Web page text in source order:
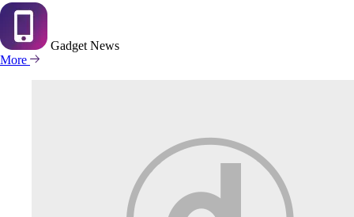
Gadget News
More